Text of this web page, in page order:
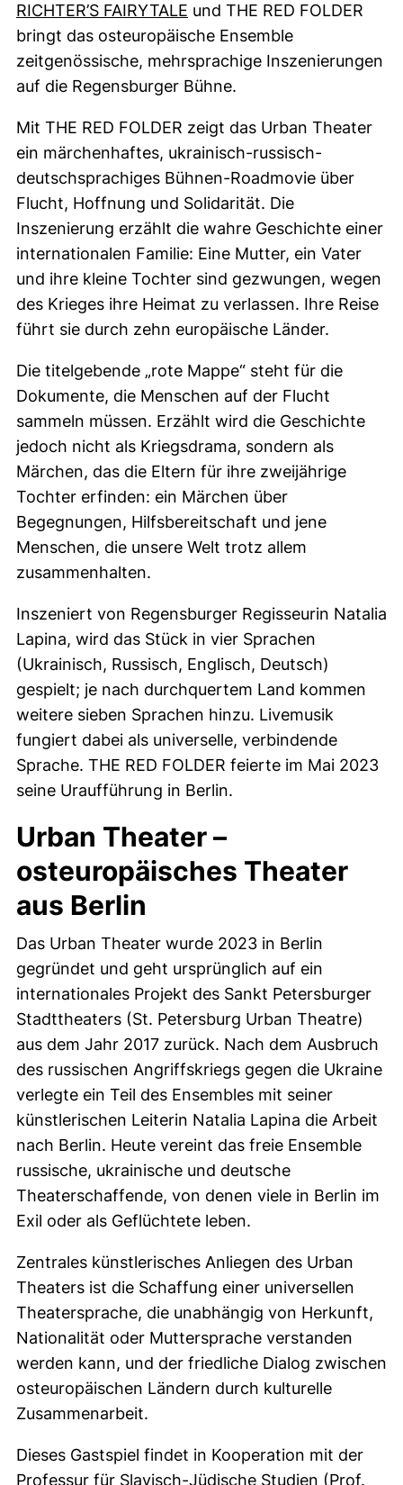
RICHTER’S FAIRYTALE und THE RED FOLDER
bringt das osteuropäische Ensemble
zeitgenössische, mehrsprachige Inszenierungen
auf die Regensburger Bühne.
Mit THE RED FOLDER zeigt das Urban Theater
ein märchenhaftes, ukrainisch-russisch-
deutschsprachiges Bühnen-Roadmovie über
Flucht, Hoffnung und Solidarität. Die
Inszenierung erzählt die wahre Geschichte einer
internationalen Familie: Eine Mutter, ein Vater
und ihre kleine Tochter sind gezwungen, wegen
des Krieges ihre Heimat zu verlassen. Ihre Reise
führt sie durch zehn europäische Länder.
Die titelgebende „rote Mappe“ steht für die
Dokumente, die Menschen auf der Flucht
sammeln müssen. Erzählt wird die Geschichte
jedoch nicht als Kriegsdrama, sondern als
Märchen, das die Eltern für ihre zweijährige
Tochter erfinden: ein Märchen über
Begegnungen, Hilfsbereitschaft und jene
Menschen, die unsere Welt trotz allem
zusammenhalten.
Inszeniert von Regensburger Regisseurin Natalia
Lapina, wird das Stück in vier Sprachen
(Ukrainisch, Russisch, Englisch, Deutsch)
gespielt; je nach durchquertem Land kommen
weitere sieben Sprachen hinzu. Livemusik
fungiert dabei als universelle, verbindende
Sprache. THE RED FOLDER feierte im Mai 2023
seine Uraufführung in Berlin.
Urban Theater–
osteuropäisches Theater
aus Berlin
Das Urban Theater wurde 2023 in Berlin
gegründet und geht ursprünglich auf ein
internationales Projekt des Sankt Petersburger
Stadttheaters (St. Petersburg Urban Theatre)
aus dem Jahr 2017 zurück. Nach dem Ausbruch
des russischen Angriffskriegs gegen die Ukraine
verlegte ein Teil des Ensembles mit seiner
künstlerischen Leiterin Natalia Lapina die Arbeit
nach Berlin. Heute vereint das freie Ensemble
russische, ukrainische und deutsche
Theaterschaffende, von denen viele in Berlin im
Exil oder als Geflüchtete leben.
Zentrales künstlerisches Anliegen des Urban
Theaters ist die Schaffung einer universellen
Theatersprache, die unabhängig von Herkunft,
Nationalität oder Muttersprache verstanden
werden kann, und der friedliche Dialog zwischen
osteuropäischen Ländern durch kulturelle
Zusammenarbeit.
Dieses Gastspiel findet in Kooperation mit der
Professur für Slavisch-Jüdische Studien (Prof.